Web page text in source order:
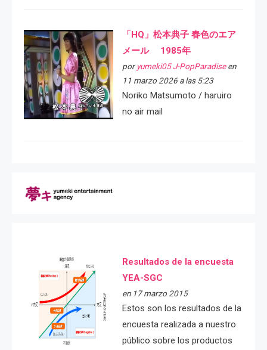
「HQ」松本典子 春色のエア
メール 1985年
por yumeki05 J-PopParadiseen
11 marzo 2026 a las 5:23
Noriko Matsumoto / haruiro
no air mail
Resultados de la encuesta
YEA-SGC
en 17 marzo 2015
Estos son los resultados de la
encuesta realizada a nuestro
público sobre los productos